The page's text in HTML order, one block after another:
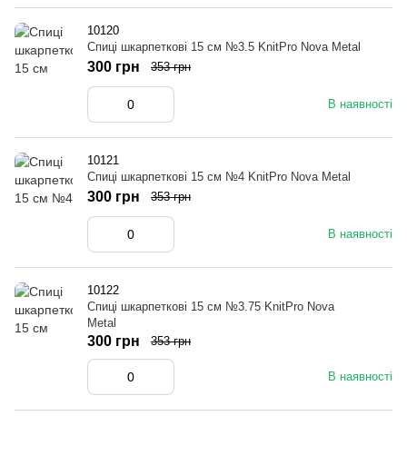
10120
Спиці шкарпеткові 15 см №3.5 KnitPro Nova Metal
В наявності
300 грн 353 грн
10121
Спиці шкарпеткові 15 см №4 KnitPro Nova Metal
В наявності
300 грн 353 грн
10122
Спиці шкарпеткові 15 см №3.75 KnitPro Nova
Metal
В наявності
300 грн 353 грн